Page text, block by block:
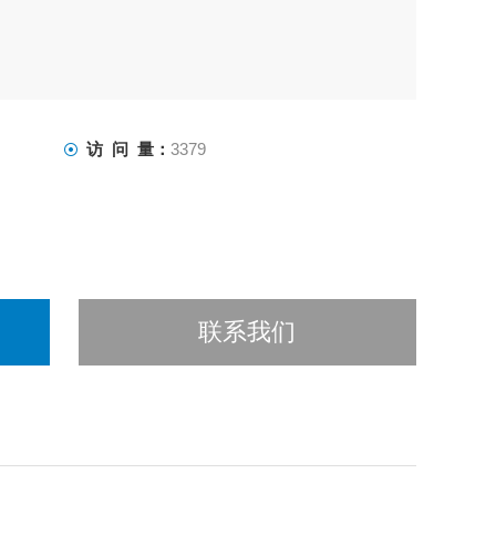
访 问 量： 3379
联系我们